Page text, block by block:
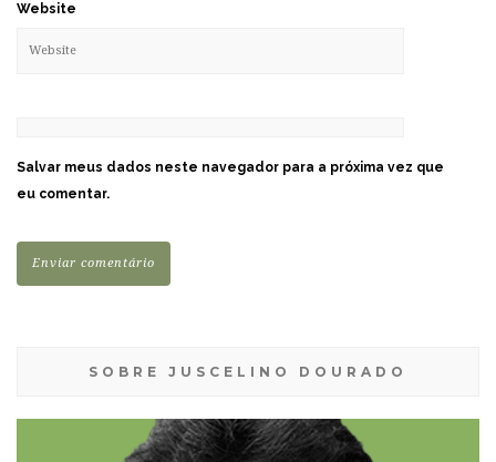
Website
Salvar meus dados neste navegador para a próxima vez que
eu comentar.
SOBRE JUSCELINO DOURADO